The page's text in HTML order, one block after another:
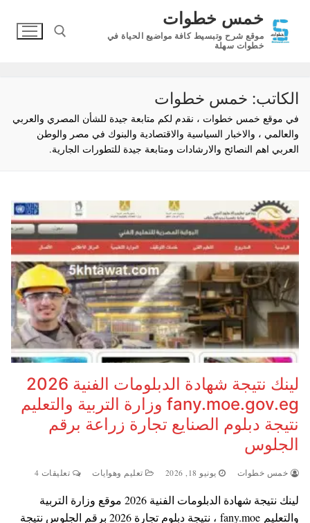
المحتوى
خمس خطوات
موقع شرح وتبسيط كافة مواضيع الحياة في
خطوات سهلة
الكاتب: خمس خطوات
في موقع خمس خطوات ، نقدم لكم متابعة جيدة للشأن المصري والعربي
والعالمي ، والاخبار السياسية والاقتصادية والبنوك في مصر والوطن
العربي اهم النصائح والارشادات ومتابعة جيدة للتطورات الجارية.
لينك نتيجة شهادة الدبلومات الفنية 2026
fany.moe.gov.eg وزارة التربية والتعليم
نتيجة دبلوم الصنايع تجارة زراعة برقم
الجلوس
خمس خطوات يونيو 18, 2026 تعليم وهوايات تعليقات 4
لينك نتيجة شهادة الدبلومات الفنية 2026 موقع وزارة التربية
والتعليم fany.moe ، نتيجة دبلوم تجارة 2026 برقم الجلوس نتيجة